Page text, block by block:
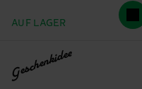
AUF LAGER
Geschenkidee